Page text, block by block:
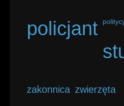
policjant
zakonnica zwierzęta